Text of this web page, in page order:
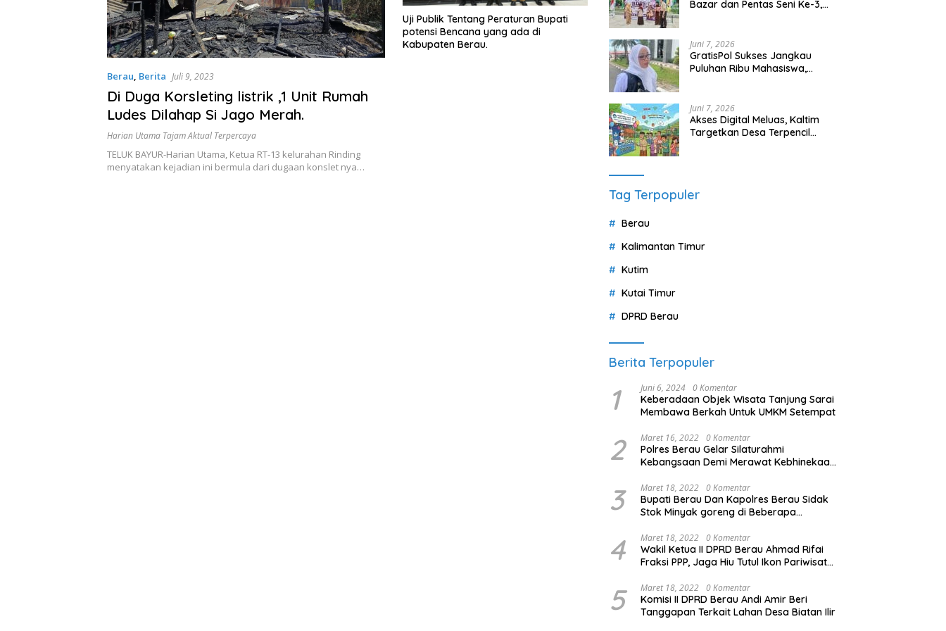
Berau, Berita Juli 9, 2023
Di Duga Korsleting listrik ,1 Unit Rumah
Ludes Dilahap Si Jago Merah.
Harian Utama Tajam Aktual Terpercaya
TELUK BAYUR-Harian Utama, Ketua RT-13 kelurahan Rinding
menyatakan kejadian ini bermula dari dugaan konslet nya…
Uji Publik Tentang Peraturan Bupati
potensi Bencana yang ada di
Kabupaten Berau.
Bazar dan Pentas Seni Ke-3,
Juni 7, 2026
GratisPol Sukses Jangkau
Puluhan Ribu Mahasiswa,
Juni 7, 2026
Akses Digital Meluas, Kaltim
Targetkan Desa Terpencil
Tag Terpopuler
Berau
Kalimantan Timur
Kutim
Kutai Timur
DPRD Berau
Berita Terpopuler
1 Juni 6, 2024 0 Komentar
Keberadaan Objek Wisata Tanjung Sarai
Membawa Berkah Untuk UMKM Setempat
2 Maret 16, 2022 0 Komentar
Polres Berau Gelar Silaturahmi
Kebangsaan Demi Merawat Kebhinekaan
3 Maret 18, 2022 0 Komentar
Bupati Berau Dan Kapolres Berau Sidak
Stok Minyak goreng di Beberapa
4 Maret 18, 2022 0 Komentar
Wakil Ketua II DPRD Berau Ahmad Rifai
Fraksi PPP, Jaga Hiu Tutul Ikon Pariwisata
5 Maret 18, 2022 0 Komentar
Komisi II DPRD Berau Andi Amir Beri
Tanggapan Terkait Lahan Desa Biatan Ilir